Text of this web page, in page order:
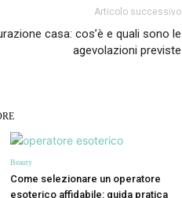
Articolo successivo
casa: cos’è e quali sono le
agevolazioni previste
Beauty
Come selezionare un operatore
esoterico affidabile: guida pratica